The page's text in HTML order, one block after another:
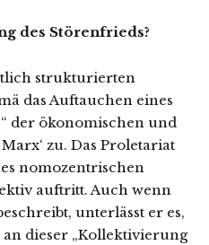
des Störenfrieds?
strukturierten
das Auftauchen eines
der ökonomischen und
zu. Das Proletariat
nomozentrischen
auftritt. Auch wenn
unterlässt er es,
dieser „Kollektivierung